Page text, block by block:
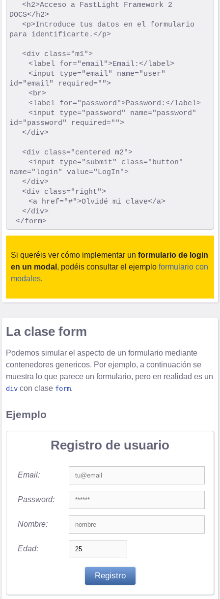
DOCS</h2>
para identificarte.</p>
id="email" required="">
id="password" required="">
name="login" value="LogIn">
Si queréis ver cómo implementar unformulario de login
en un modal , podéis consultar el ejemploformulario con
modales.
La clase form
Podemos simular el aspecto de un formulario mediante
contenedores genericos. Por ejemplo, a continuación se
muestra lo que parece un formulario, pero en realidad es un
div con clase form.
Ejemplo
Registro de usuario
Email:
Password:
Nombre:
Edad:
Registro